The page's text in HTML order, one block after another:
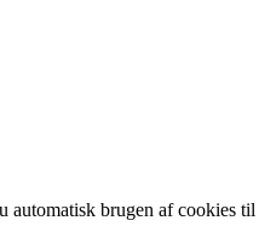
automatisk brugen af cookies